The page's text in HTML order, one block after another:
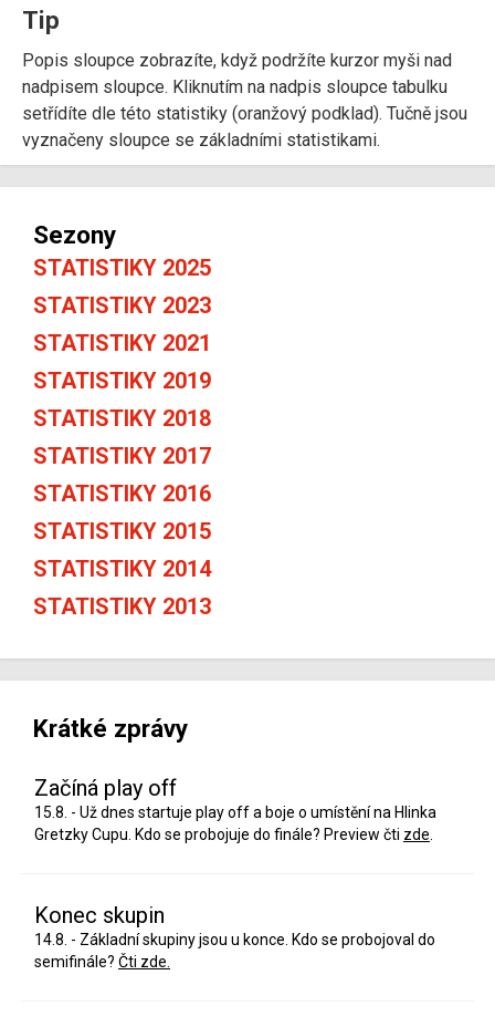
Tip
Popis sloupce zobrazíte, když podržíte kurzor myši nad
nadpisem sloupce. Kliknutím na nadpis sloupce tabulku
setřídíte dle této statistiky (oranžový podklad). Tučně jsou
vyznačeny sloupce se základními statistikami.
Sezony
STATISTIKY 2025
STATISTIKY 2023
STATISTIKY 2021
STATISTIKY 2019
STATISTIKY 2018
STATISTIKY 2017
STATISTIKY 2016
STATISTIKY 2015
STATISTIKY 2014
STATISTIKY 2013
Krátké zprávy
Začíná play off
15.8. - Už dnes startuje play off a boje o umístění na Hlinka
Gretzky Cupu. Kdo se probojuje do finále? Preview čti zde
Konec skupin
14.8. - Základní skupiny jsou u konce. Kdo se probojoval do
semifinále? Čti zde.